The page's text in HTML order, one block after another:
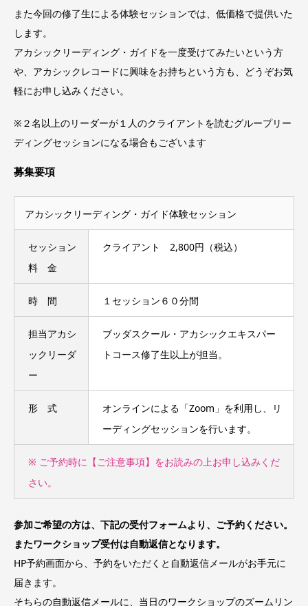
また今回の修了生による体験セッションでは、低価格で提供いた
します。
アカシックリーディング・ガイドを一度受けてみたいという方
や、アカシックレコードに興味をお持ちという方も、どうぞお気
軽にお申し込みください。
※２名以上のリーダーが１人のクライアントを読むグループリー
ディングセッションになる場合もございます
募集要項
アカシックリーディング・ガイド体験セッション
セッション
料 金
クライアント 2,800円（税込）
時 間 １セッション６０分間
担当アカシ
ックリーダ
ー
ブッダスクール・アカシックエキスパー
トコース修了生以上が担当。
形 式
オンラインによる「Zoom」を利用し、リ
ーディングセッションを行います。
※ ご予約時に【ご注意事項】をお読みの上お申し込みくだ
さい。
参加ご希望の方は、下記の受付フォームより、ご予約ください。
またワークショップ受付は自動返信となります。
HP予約画面から、予約をいただくと自動返信メールがお手元に
届きます。
そちらの自動返信メールに、当日のワークショップのズームリン